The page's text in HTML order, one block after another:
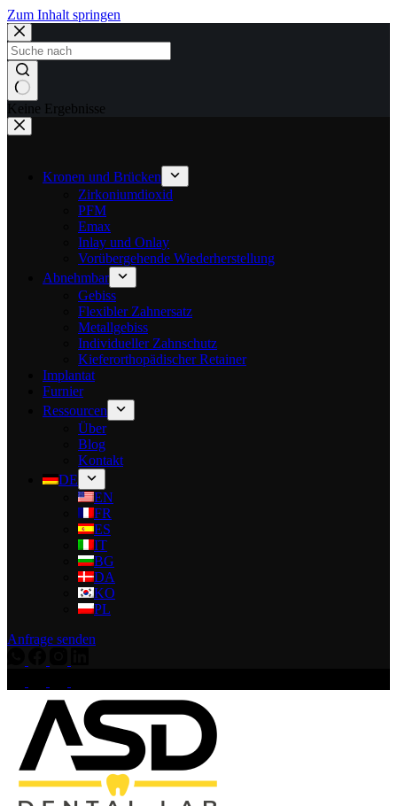
Zum Inhalt springen
Keine Ergebnisse
Kronen und Brücken
Zirkoniumdioxid
PFM
Emax
Inlay und Onlay
Vorübergehende Wiederherstellung
Abnehmbar
Gebiss
Flexibler Zahnersatz
Metallgebiss
Individueller Zahnschutz
Kieferorthopädischer Retainer
Implantat
Furnier
Ressourcen
Über
Blog
Kontakt
DE
EN
FR
ES
IT
BG
DA
KO
PL
Anfrage senden